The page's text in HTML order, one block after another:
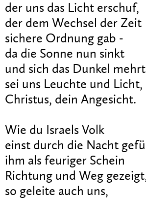
der uns das Licht erschuf,
der dem Wechsel der Zeit
sichere Ordnung gab -
da die Sonne nun sinkt
und sich das Dunkel
sei uns Leuchte und Licht,
Christus, dein Angesicht.
Wie du Israels Volk
einst durch die Nacht
ihm als feuriger Schein
Richtung und Weg
so geleite auch uns,